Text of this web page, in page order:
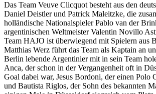
Das Team Veuve Clicquot besteht aus den
Daniel Deistler und Patrick Maleitzke, die
holländische Nationalspieler Pablo van der
argentinischen Weltmeister Valentin Novillo
Team HAJO ist überwiegend mit Spielern aus
Matthias Werz führt das Team als Kaptain an
Berlin lebende Argentinier mit in sein Team
Anca, der schon in der Vergangenheit oft in
Goal dabei war, Jesus Bordoni, der einen Polo
und Bautista Riglos, der Sohn des bekannten